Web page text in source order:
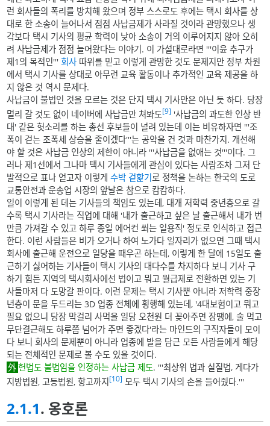
런 회사들의 폭리를 방치해 왔으며 정부 스스로도 후에는 택시 회사를 상
대로 한 소송이 늘어나서 점점 사납금제가 사라질 것이라 관망했으나 생
각보다 택시 기사의 평균 학력이 낮아 소송이 거의 이루어지지 않아 오히
려 사납금제가 점점 늘어왔다는 이야기. 이 가설대로라면 '''이윤 추구가
제1의 목적인'''회사 따위를 믿고 이렇게 관망한 것도 문제지만 정부 차원
에서 택시 기사를 상대로 아무런 교육 활동이나 추가적인 교육 제공을 하
지 않은 것 역시 문제다.
사납금이 불법인 것을 모르는 것은 단지 택시 기사만은 아닌 듯 하다. 당장
멀리 갈 것도 없이 네이버에 사납금만 쳐봐도[9] '사납금의 과도한 인상 반
대' 같은 헛소리를 하는 총선 후보들이 널려 있는데 이는 비유하자면 '''조
폭이 걷는 조폭세 상승을 줄이겠다'''는 공약을 건 것과 마찬가지. 개선해
야 할 것은 사납금 인상의 제한이 아니라 '''사납금을 없애는 것'''이다. 그
러나 제1선에서 그나마 택시 기사들에게 관심이 있다는 사람조차 그저 단
발적으로 표나 얻고자 이렇게수박 겉핥기로 정책을 논하는 한국의 도로
교통안전과 운송업 시장의 앞날은 참으로 캄캄하다.
일이 이렇게 된 데는 기사들의 책임도 있는데, 대개 저학력 중년층으로 갈
수록 택시 기사라는 직업에 대해 '내가 출근하고 싶은 날 출근해서 내가 번
만큼 가져갈 수 있고 하루 종일 에어컨 쐬는 일용직' 정도로 인식하고 접근
한다. 이런 사람들은 비가 오거나 하여 노가다 일자리가 없으면 그때 택시
회사에 출근해 운전으로 일당을 때우곤 하는데, 이렇게 한 달에 15일도 출
근하기 싫어하는 기사들이 택시 기사의 대다수를 차지하다 보니 기사 구
하기 힘든 지역의 택시회사에선 법이고 뭐고 월급제로 전환하면 있는 기
사들마저 다 도망갈 판이다. 이런 문제는 택시 기사뿐 아니라 저학력 중장
년층이 문을 두드리는 3D 업종 전체에 횡행해 있는데, '4대보험이고 뭐고
필요 없으니 당장 막걸리 사먹을 일당 오천원 더 꽂아주면 장땡에, 술 먹고
무단결근해도 하루쯤 넘어가 주면 좋겠다'라는 마인드의 구직자들이 모이
다 보니 회사의 문제뿐이 아니라 업종에 발을 담근 모든 사람들에게 해당
되는 전체적인 문제로 볼 수도 있을 것이다.
헌법도 불법임을 인정하는 사납금 제도. '''최상위 법과 실질법, 게다가
지방법원, 고등법원, 항고까지[10] 모두 택시 기사의 손을 들어줬다.'''
2.1.1. 옹호론